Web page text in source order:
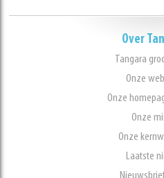
Over
Tangara
Onze
Onze
Onze
Onze
Laatste